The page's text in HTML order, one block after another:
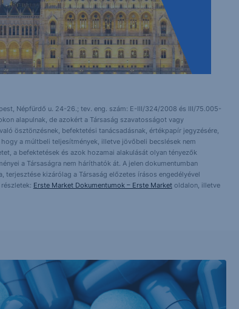
Népfürdő u. 24-26.; tev. eng. szám: E-III/324/2008 és III/75.005-
alapulnak, de azokért a Társaság szavatosságot vagy
ösztönzésnek, befektetési tanácsadásnak, értékpapír jegyzésére,
a múltbeli teljesítmények, illetve jövőbeli becslések nem
a befektetések és azok hozamai alakulását olyan tényezők
a Társaságra nem háríthatók át. A jelen dokumentumban
kizárólag a Társaság előzetes írásos engedélyével
Erste Market Dokumentumok – Erste Marketoldalon, illetve